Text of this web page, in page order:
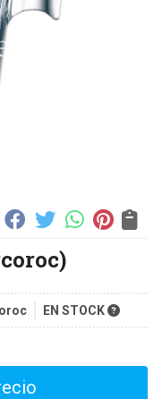
EN STOCK